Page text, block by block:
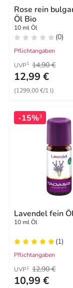
Rose rein
Öl Bio
10 ml Öl
(0)
Pflichtangaben
UVP1 14,90 €
12,99 €
(1299,00 €/1 l)
-15%3
Lavendel fein
10 ml Öl
(1)
Pflichtangaben
UVP1 12,90 €
10,99 €